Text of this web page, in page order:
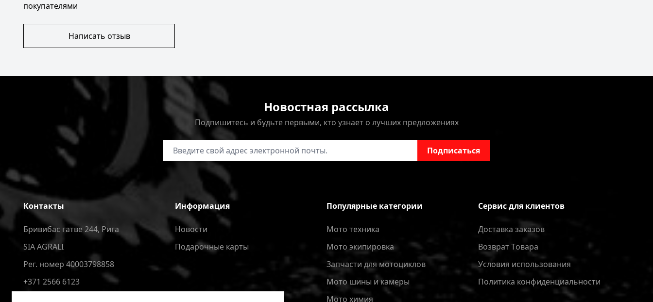
покупателями
Написать отзыв
Новостная рассылка
Подпишитесь и будьте первыми, кто узнает о лучших предложениях
Адрес электронной почты Подписаться
Контакты
Бривибас гатве 244, Рига
SIA AGRALI
Рег. номер 40003798858
+371 2566 6123
Информация
Новости
Подарочные карты
Популярные категории
Мото техника
Мото экипировка
Запчасти для мотоциклов
Мото шины и камеры
Мото химия
Сервис для клиентов
Доставка заказов
Bозврат Tовара
Условия использования
Политика конфиденциальности